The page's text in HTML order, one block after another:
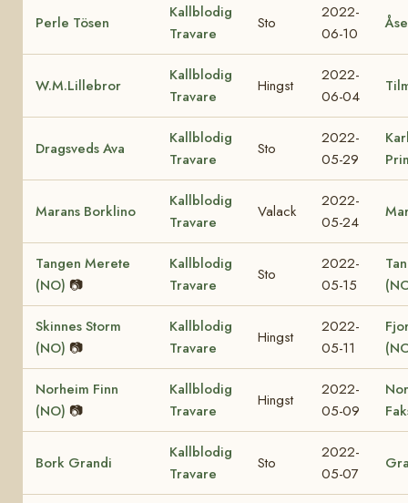
Perle Tösen
Kallblodig
Travare
Sto
2022-
06-10
Åse
W.M.Lillebror
Kallblodig
Travare
Hingst
2022-
06-04
Dragsveds Ava
Kallblodig
Travare
Sto
2022-
05-29
Marans Borklino
Kallblodig
Travare
Valack
2022-
05-24
Tangen Merete
(NO) 📷
Kallblodig
Travare
Sto
2022-
05-15
Skinnes Storm
(NO) 📷
Kallblodig
Travare
Hingst
2022-
05-11
Norheim Finn
(NO) 📷
Kallblodig
Travare
Hingst
2022-
05-09
Bork Grandi
Kallblodig
Travare
Sto
2022-
05-07